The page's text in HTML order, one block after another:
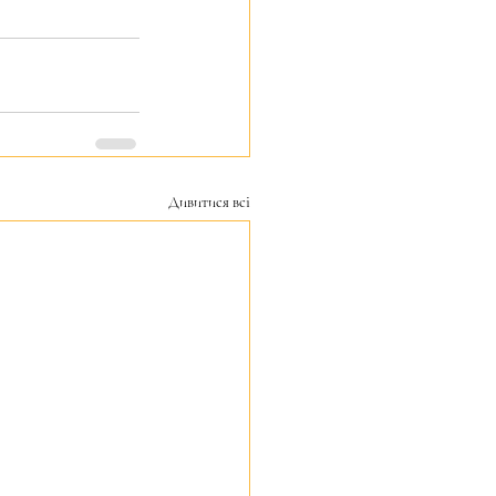
Дивитися всі